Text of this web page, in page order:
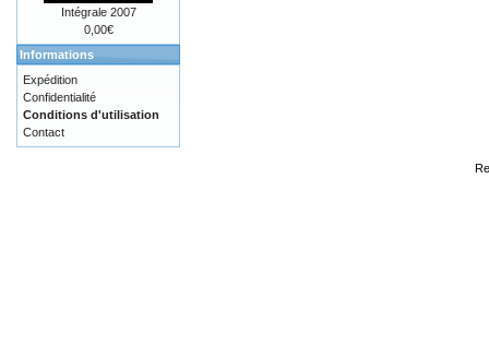
Intégrale 2007
0,00€
Informations
Expédition
Confidentialité
Conditions d'utilisation
Contact